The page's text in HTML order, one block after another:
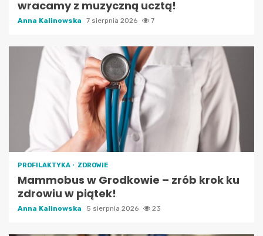
wracamy z muzyczną ucztą!
Anna Kalinowska 7 sierpnia 2026 7
PROFILAKTYKA ZDROWIE
Mammobus w Grodkowie – zrób krok ku
zdrowiu w piątek!
Anna Kalinowska 5 sierpnia 2026 23